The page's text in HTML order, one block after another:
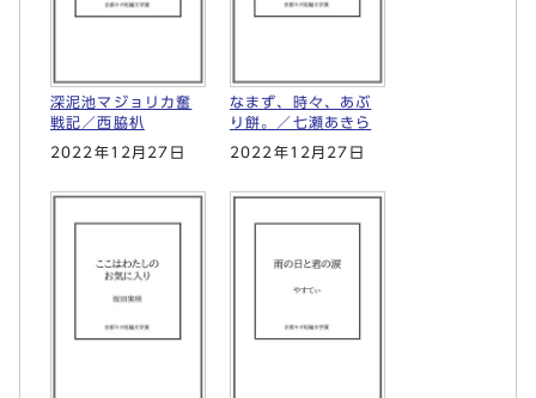
深泥池マジョリカ奮
戦記／西脇朳
2022年12月27日
なまず、時々、あぶ
り餅。／七瀬あきら
2022年12月27日